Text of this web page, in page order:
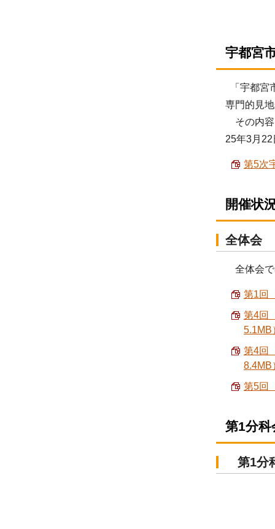
宇都宮
「宇都宮
専門的見
その内容
25年3月22
第5次
開催状
全体会
全体会で
第1回
第4回
5.1MB
第4回
8.4MB
第5回
第1分科
第1分